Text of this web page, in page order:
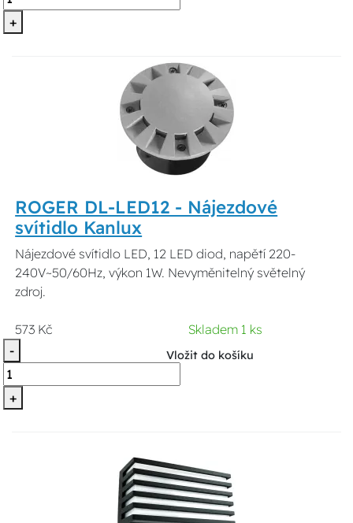
+
ROGER DL-LED12 - Nájezdové
svítidlo Kanlux
Nájezdové svítidlo LED, 12 LED diod, napětí 220-
240V~50/60Hz, výkon 1W. Nevyměnitelný světelný
zdroj.
573 Kč
Skladem 1 ks
-
+
Vložit do košíku